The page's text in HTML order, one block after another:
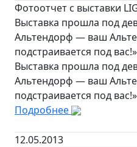
Фотоотчет с выставки
Выставка прошла под
Альтендорф — ваш
подстраивается под вас!»
Выставка прошла под
Альтендорф — ваш
подстраивается под вас!»
Подробнее
12.05.2013